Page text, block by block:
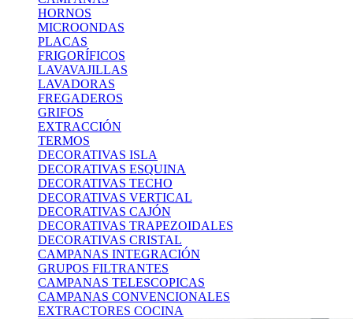
HORNOS
MICROONDAS
PLACAS
FRIGORÍFICOS
LAVAVAJILLAS
LAVADORAS
FREGADEROS
GRIFOS
EXTRACCIÓN
TERMOS
DECORATIVAS ISLA
DECORATIVAS ESQUINA
DECORATIVAS TECHO
DECORATIVAS VERTICAL
DECORATIVAS CAJÓN
DECORATIVAS TRAPEZOIDALES
DECORATIVAS CRISTAL
CAMPANAS INTEGRACIÓN
GRUPOS FILTRANTES
CAMPANAS TELESCOPICAS
CAMPANAS CONVENCIONALES
EXTRACTORES COCINA